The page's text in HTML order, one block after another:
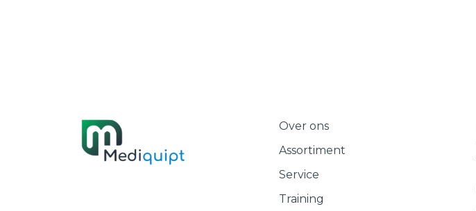
Over ons
Assortiment
Service
Training